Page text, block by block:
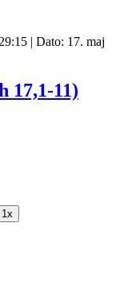
| Dato: 17. maj
17,1-11)
1x